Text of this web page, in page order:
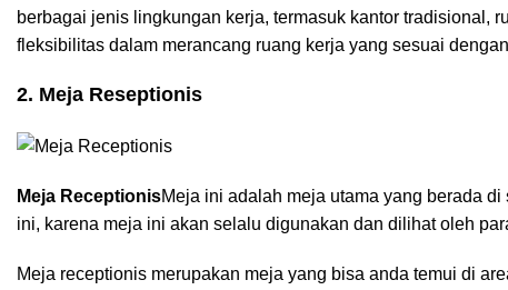
berbagai jenis lingkungan kerja, termasuk kantor tradisional,
fleksibilitas dalam merancang ruang kerja yang sesuai
2. Meja Reseptionis
Meja ReceptionisMeja ini adalah meja utama yang berada
ini, karena meja ini akan selalu digunakan dan dilihat oleh
Meja receptionis merupakan meja yang bisa anda temui di